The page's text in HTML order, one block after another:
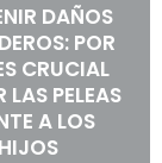
DAÑOS
POR
CRUCIAL
LAS PELEAS
A LOS
HIJOS